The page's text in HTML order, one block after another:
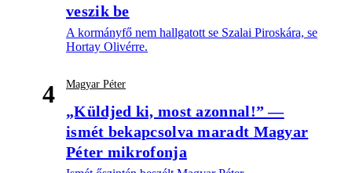
veszik be
A kormányfő nem hallgatott se Szalai Piroskára, se
Hortay Olivérre.
4 Magyar Péter
„Küldjed ki, most azonnal!” —
ismét bekapcsolva maradt Magyar
Péter mikrofonja